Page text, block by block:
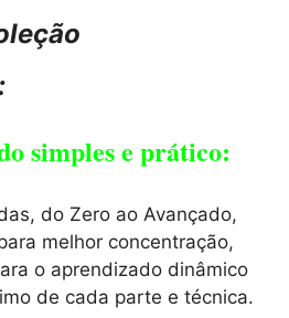
simples e prático:
do Zero ao Avançado,
melhor concentração,
o aprendizado dinâmico
de cada parte e técnica.